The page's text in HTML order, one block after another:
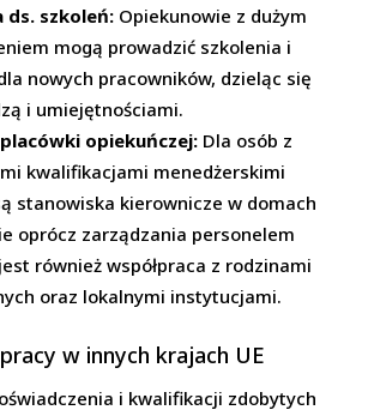
ds. szkoleń: Opiekunowie z dużym
mogą prowadzić szkolenia i
nowych pracowników, dzieląc się
i umiejętnościami.
opiekuńczej: Dla osób z
kwalifikacjami menedżerskimi
stanowiska kierownicze w domach
oprócz zarządzania personelem
również współpraca z rodzinami
oraz lokalnymi instytucjami.
w innych krajach UE
i kwalifikacji zdobytych